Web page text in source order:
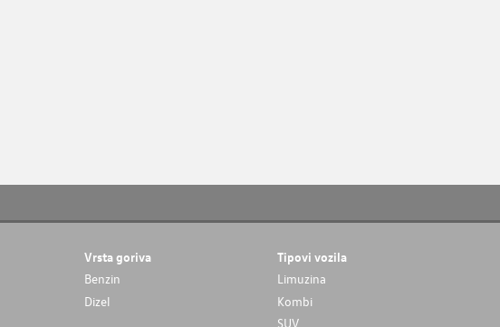
Vrsta goriva
Benzin
Dizel
Tipovi vozila
Limuzina
Kombi
SUV